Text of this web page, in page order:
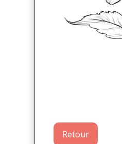
Retour